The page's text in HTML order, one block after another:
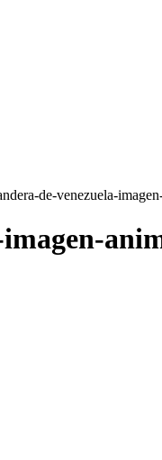
de-venezuela-